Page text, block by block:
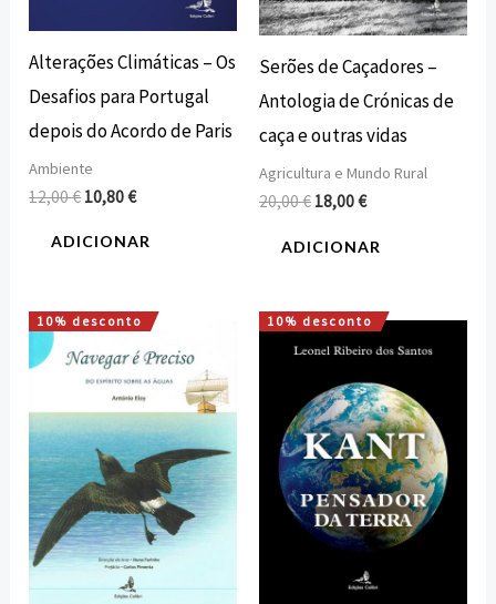
Alterações Climáticas – Os
Desafios para Portugal
depois do Acordo de Paris
Ambiente
12,00€ 10,80€
ADICIONAR
Serões de Caçadores –
Antologia de Crónicas de
caça e outras vidas
Agricultura e Mundo Rural
20,00€ 18,00€
ADICIONAR
10% desconto
O
preço
original
8,00 €.
O
preço
é:
7,20 €.
10% desconto
O
preço
era:
15,00 €.
O
preço
é:
13,50 €.